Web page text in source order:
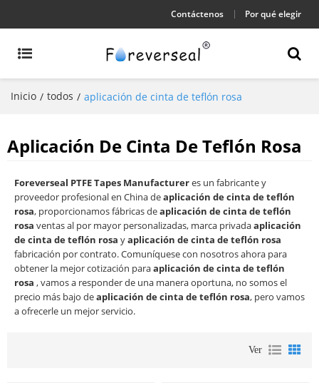
Contáctenos Por qué elegir
Inicio / todos / aplicación de cinta de teflón rosa
Aplicación De Cinta De Teflón Rosa
Foreverseal PTFE Tapes Manufactureres un fabricante y
proveedor profesional en China deaplicación de cinta de teflón
rosa, proporcionamos fábricas deaplicación de cinta de teflón
rosa ventas al por mayor personalizadas, marca privadaaplicación
de cinta de teflón rosa yaplicación de cinta de teflón rosa
fabricación por contrato. Comuníquese con nosotros ahora para
obtener la mejor cotización paraaplicación de cinta de teflón
rosa , vamos a responder de una manera oportuna, no somos el
precio más bajo deaplicación de cinta de teflón rosa, pero vamos
a ofrecerle un mejor servicio.
Ver